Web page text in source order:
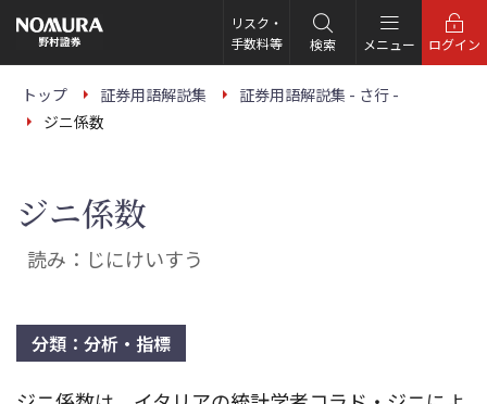
の
ー
リスク・
手数料等
検索 メニュー ログイン
トップ 証券用語解説集
証券用語解説集 - さ行 -
ジニ係数
ジニ係数
読み：じにけいすう
分類：分析・指標